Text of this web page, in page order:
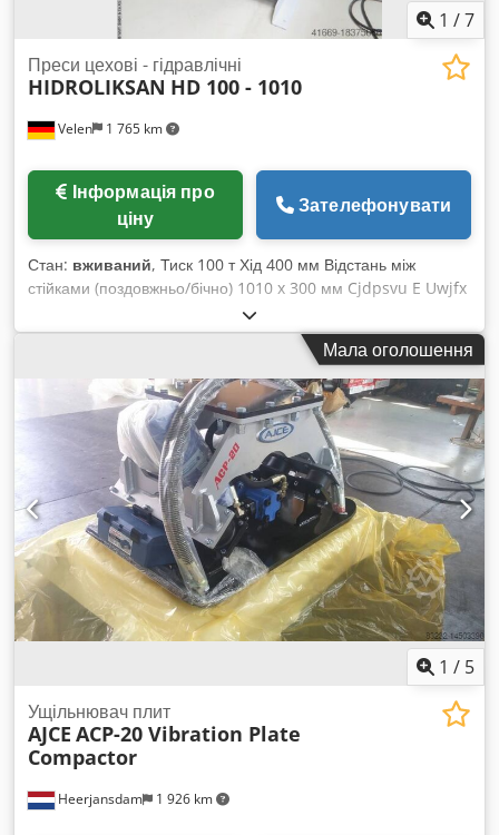
1 /7
Velen 1 765 km
Преси цехові - гідравлічні
HIDROLIKSAN HD 100 - 1010
ціну
Зателефонувати
Стан: вживаний, Тиск 100 т Хід 400 мм Відстань між
стійками (поздовжньо/бічно) 1010 x 300 мм Cjdpsvu E Uwjfx
Ahzsrf Потужність двигуна 4,0 кВт Об’єм подачі 11,0 л
Висота встановлення 900 мм Робочий стіл 1010 x 560 мм
Швидкість вниз 4,8 мм/сек Швидкість вгору 7,5 мм/сек Вага
машини близько 0,9 т Габарити Д x Ш x В 1550 x 900 x 2450
мм Високоякісний гідравлічний прес, який може працювати
як вручну, так і в моторизованому режимі. Циліндри можуть
переміщатися вбік. Запобіжний клапан при досягненні
кінцевого положення циліндра. CE маркування.
Мала оголошення
1 / 5
Heerjansdam 1 926 km
Ущільнювач плит
AJCE ACP-20 Vibration Plate
Compactor